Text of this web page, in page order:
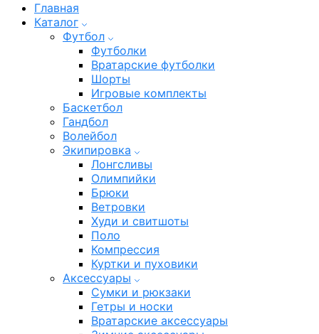
Главная
Каталог
Футбол
Футболки
Вратарские футболки
Шорты
Игровые комплекты
Баскетбол
Гандбол
Волейбол
Экипировка
Лонгсливы
Олимпийки
Брюки
Ветровки
Худи и свитшоты
Поло
Компрессия
Куртки и пуховики
Аксессуары
Сумки и рюкзаки
Гетры и носки
Вратарские аксессуары